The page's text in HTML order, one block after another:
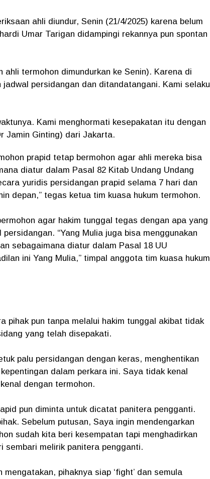
ahli diundur, Senin (21/4/2025) karena belum
Umar Tarigan didampingi rekannya pun spontan
ahli termohon dimundurkan ke Senin). Karena di
persidangan dan ditandatangani. Kami selaku
Kami menghormati kesepakatan itu dengan
Jamin Ginting) dari Jakarta.
prapid tetap bermohon agar ahli mereka bisa
diatur dalam Pasal 82 Kitab Undang Undang
yuridis persidangan prapid selama 7 hari dan
depan,” tegas ketua tim kuasa hukum termohon.
agar hakim tunggal tegas dengan apa yang
“Yang Mulia juga bisa menggunakan
sebagaimana diatur dalam Pasal 18 UU
ini Yang Mulia,” timpal anggota tim kuasa hukum
pihak pun tanpa melalui hakim tunggal akibat tidak
yang telah disepakati.
palu persidangan dengan keras, menghentikan
dalam perkara ini. Saya tidak kenal
dengan termohon.
pun diminta untuk dicatat panitera pengganti.
Sebelum putusan, Saya ingin mendengarkan
sudah kita beri kesempatan tapi menghadirkan
sembari melirik panitera pengganti.
pihaknya siap ‘fight’ dan semula